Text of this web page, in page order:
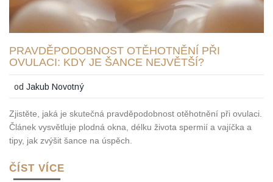
PRAVDĚPODOBNOST OTĚHOTNĚNÍ PŘI
OVULACI: KDY JE ŠANCE NEJVĚTŠÍ?
odJakub Novotný
Zjistěte, jaká je skutečná pravděpodobnost otěhotnění při ovulaci.
Článek vysvětluje plodná okna, délku života spermií a vajíčka a
tipy, jak zvýšit šance na úspěch.
ČÍST VÍCE